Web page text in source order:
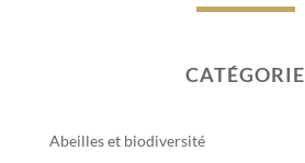
CATÉGORIE
Abeilles et biodiversité